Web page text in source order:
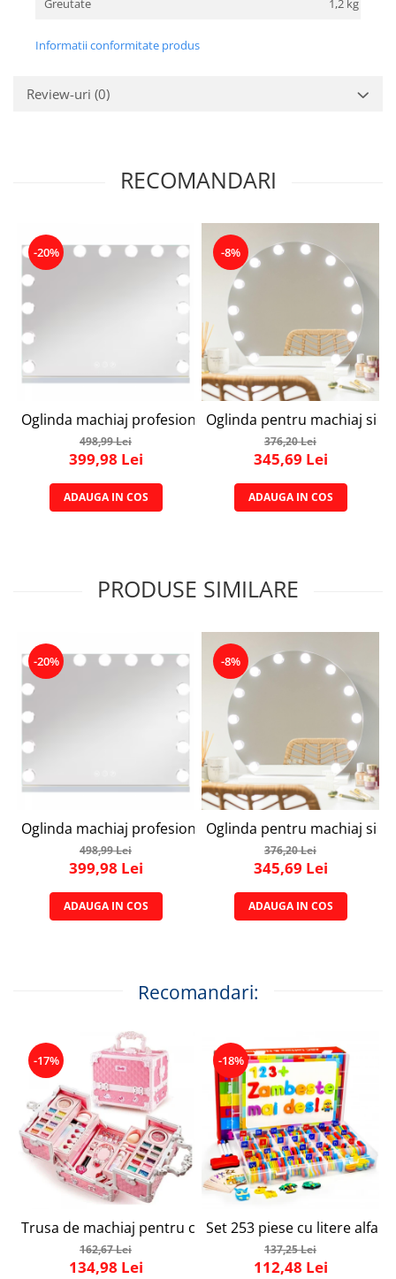
Greutate 1,2 kg
Informatii conformitate produs
Review-uri (0)
RECOMANDARI
-20%
Oglinda machiaj profesionala, Simply joy, cu 15 becuri
498,99 Lei
399,98 Lei
ADAUGA IN COS
-8%
Oglinda pentru machiaj si
376,20 Lei
345,69 Lei
ADAUGA IN COS
PRODUSE SIMILARE
-20%
Oglinda machiaj profesionala, Simply joy, cu 15 becuri
498,99 Lei
399,98 Lei
ADAUGA IN COS
-8%
Oglinda pentru machiaj si
376,20 Lei
345,69 Lei
ADAUGA IN COS
Recomandari:
-17%
Trusa de machiaj pentru copii, Set Make-Up Simply
162,67 Lei
134,98 Lei
-18%
Set 253 piese cu litere
137,25 Lei
112,48 Lei